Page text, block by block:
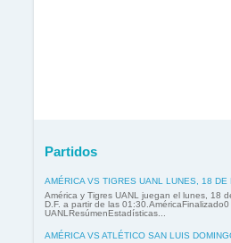
Partidos
AMÉRICA VS TIGRES UANL LUNES, 18 DE
América y Tigres UANL juegan el lunes, 18
D.F. a partir de las
UANLResúmenEstadísticas...
AMÉRICA VS ATLÉTICO SAN LUIS